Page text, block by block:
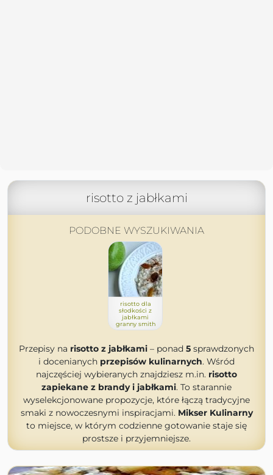
risotto z jabłkami
PODOBNE WYSZUKIWANIA
risotto dla
słodkości z
jabłkami
granny smith
Przepisy na risotto z jabłkami – ponad 5 sprawdzonych
i docenianych przepisów kulinarnych. Wśród
najczęściej wybieranych znajdziesz m.in. risotto
zapiekane z brandy i jabłkami. To starannie
wyselekcjonowane propozycje, które łączą tradycyjne
smaki z nowoczesnymi inspiracjami. Mikser Kulinarny
to miejsce, w którym codzienne gotowanie staje się
prostsze i przyjemniejsze.